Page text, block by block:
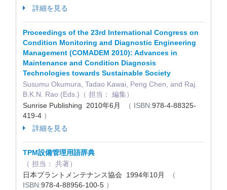
詳細を見る
Proceedings of the 23rd International Congress on
Condition Monitoring and Diagnostic Engineering
Management (COMADEM 2010): Advances in
Maintenance and Condition Diagnosis
Technologies towards Sustainable Society
Susumu Okumura, Tadao Kawai, Peng Chen, and Raj.
B.K.N. Rao (Eds.)（ 担当： 編集）
Sunrise Publishing 2010年6月
（ ISBN:978-4-88325-
419-4 ）
詳細を見る
TPM設備管理用語辞典
（ 担当： 共著）
日本プラントメンテナンス協会 1994年10月
（
ISBN:978-4-88956-100-5 ）